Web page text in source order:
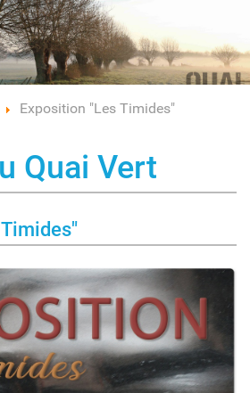
Logo
Exposition "Les Timides"
Quai Vert